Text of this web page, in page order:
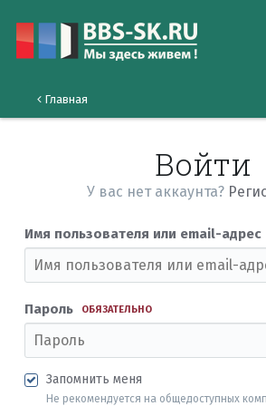
Главная
Войти
У вас нет аккаунта?
Имя пользователя или email-адрес
Пароль ОБЯЗАТЕЛЬНО
Запомнить меня
Не рекомендуется на общедоступных